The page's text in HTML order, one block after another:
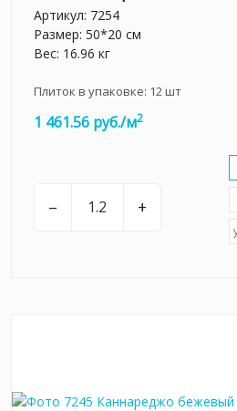
Артикул: 7254
Размер: 50*20 см
Вес: 16.96 кг
Плиток в упаковке: 12шт
1 461.56 руб./м2
– +